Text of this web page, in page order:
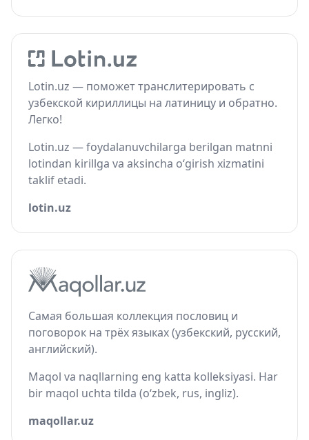
Lotin.uz — поможет транслитерировать с
узбекской кириллицы на латиницу и обратно.
Легко!
Lotin.uz — foydalanuvchilarga berilgan matnni
lotindan kirillga va aksincha o‘girish xizmatini
taklif etadi.
lotin.uz
Самая большая коллекция пословиц и
поговорок на трёх языках (узбекский, русский,
английский).
Maqol va naqllarning eng katta kolleksiyasi. Har
bir maqol uchta tilda (o‘zbek, rus, ingliz).
maqollar.uz